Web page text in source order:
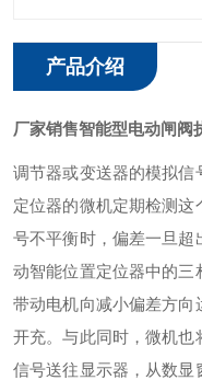
产品介绍
厂家销售智能型电动闸阀
调节器或变送器的模拟信
定位器的微机定期检测
号不平衡时，偏差一旦
动智能位置定位器中的三
带动电机向减小偏差方向
开充。与此同时，微机也
信号送往显示器，从数显